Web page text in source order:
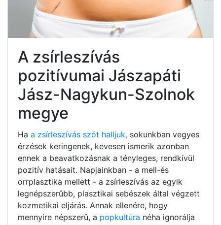
A zsírleszívás
pozitívumai Jászapáti
Jász-Nagykun-Szolnok
megye
Ha a zsírleszívás szót halljuk, sokunkban vegyes
érzések keringenek, kevesen ismerik azonban
ennek a beavatkozásnak a tényleges, rendkívül
pozitív hatásait. Napjainkban - a mell-és
orrplasztika mellett - a zsírleszívás az egyik
legnépszerûbb, plasztikai sebészek által végzett
kozmetikai eljárás. Annak ellenére, hogy
mennyire népszerû, a popkultúra néha ignorálja